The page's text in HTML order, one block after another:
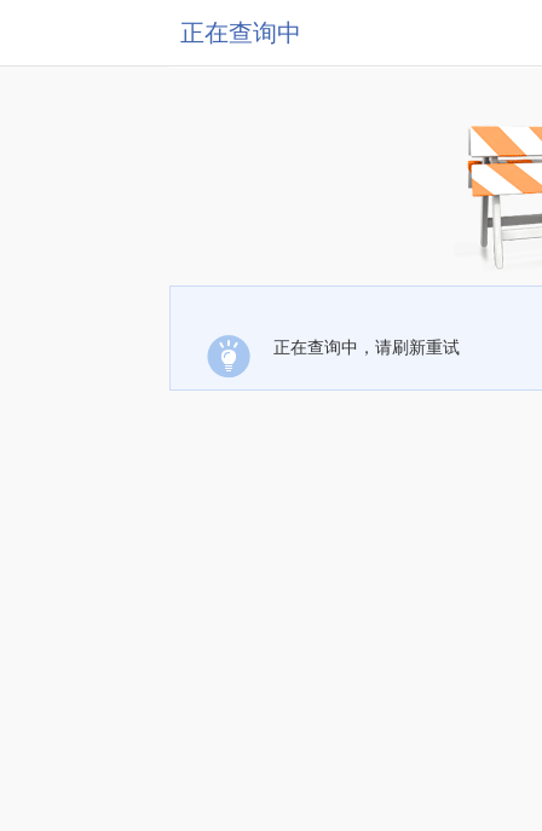
正在查询中
正在查询中，请刷新重试